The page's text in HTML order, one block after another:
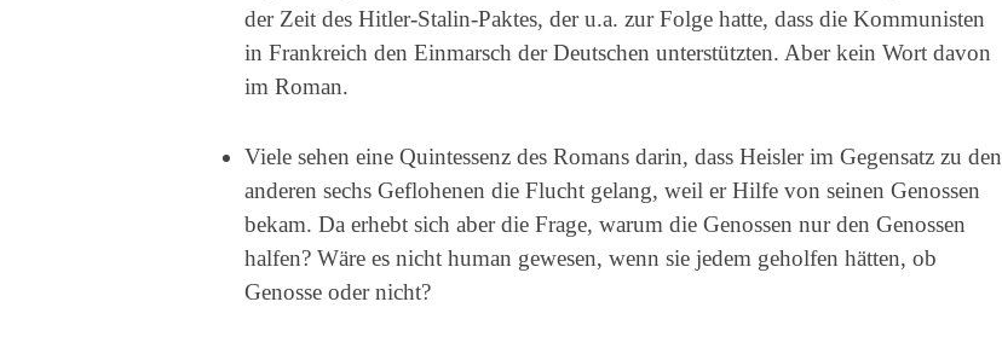
der Zeit des Hitler-Stalin-Paktes, der u.a. zur Folge hatte, dass die Kommunisten
in Frankreich den Einmarsch der Deutschen unterstützten. Aber kein Wort davon
im Roman.
Viele sehen eine Quintessenz des Romans darin, dass Heisler im Gegensatz zu den
anderen sechs Geflohenen die Flucht gelang, weil er Hilfe von seinen Genossen
bekam. Da erhebt sich aber die Frage, warum die Genossen nur den Genossen
halfen? Wäre es nicht human gewesen, wenn sie jedem geholfen hätten, ob
Genosse oder nicht?